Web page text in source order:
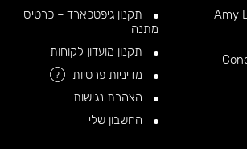
תקנון גיפטכארד – כרטיס
מתנה
תקנון מועדון לקוחות
מדיניות פרטיות
?
הצהרת נגישות
החשבון שלי